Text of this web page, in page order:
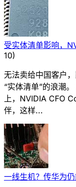
受实体清单影响，
10)
无法卖给中国客户
“实体清单”的浪潮
上，NVIDIA CFO
伴，这样...
一线生机？传华为